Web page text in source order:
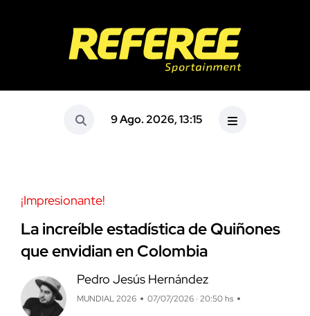
9 Ago. 2026, 13:15
¡Impresionante!
La increíble estadística de Quiñones
que envidian en Colombia
Pedro Jesús Hernández
MUNDIAL 2026 07/07/2026 · 20:50 hs